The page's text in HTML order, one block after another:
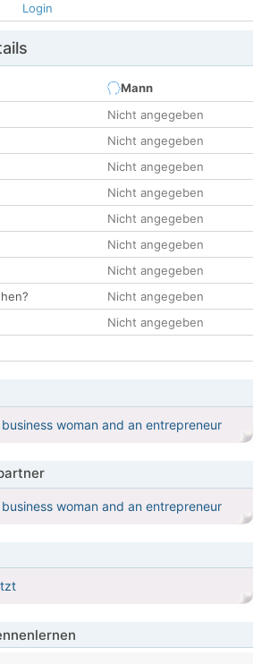
Login
Mann
Nicht angegeben
Nicht angegeben
Nicht angegeben
Nicht angegeben
Nicht angegeben
Nicht angegeben
Nicht angegeben
Nicht angegeben
Nicht angegeben
woman and an entrepreneur
woman and an entrepreneur